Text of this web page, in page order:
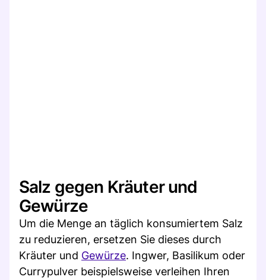
Salz gegen Kräuter und
Gewürze
Um die Menge an täglich konsumiertem Salz
zu reduzieren, ersetzen Sie dieses durch
Kräuter und Gewürze. Ingwer, Basilikum oder
Currypulver beispielsweise verleihen Ihren